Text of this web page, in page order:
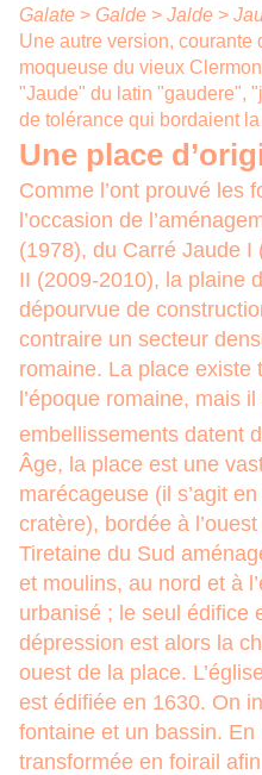
Galate > Galde > Jalde >
Une autre version,
moqueuse du vieux
"Jaude" du latin "gaudere",
de tolérance qui bordaient
Une place
Comme l’ont prouvé les
l’occasion de
(1978), du Carré Jaude
II (2009-2010), la plaine
dépourvue de
contraire un secteur
romaine. La place existe
l’époque romaine, mais
embellissements datent
Âge, la place est une
marécageuse (il s’agit
cratère), bordée à
Tiretaine du Sud
et moulins, au nord et à
urbanisé ; le seul édifice
dépression est alors la
ouest de la place.
est édifiée en 1630. On
fontaine et un bassin.
transformée en foirail